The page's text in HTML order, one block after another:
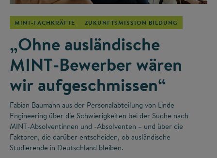
MINT-FACHKRÄFTE ZUKUNFTSMISSION BILDUNG
„Ohne ausländische
MINT-Bewerber wären
wir aufgeschmissen“
Fabian Baumann aus der Personalabteilung von Linde
Engineering über die Schwierigkeiten bei der Suche nach
MINT-Absolventinnen und -Absolventen – und über die
Faktoren, die darüber entscheiden, ob ausländische
Studierende in Deutschland bleiben.